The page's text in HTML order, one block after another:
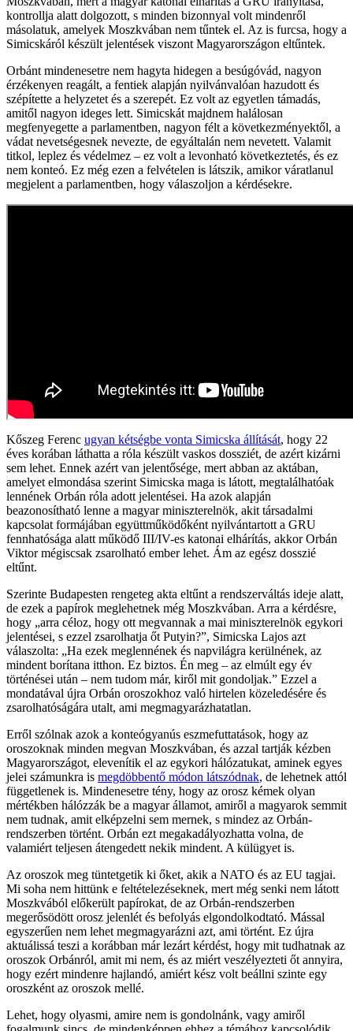
kontrollja alatt dolgozott, s minden bizonnyal volt mindenről
másolatuk, amelyek Moszkvában nem tűntek el. Az is furcsa, hogy a
Simicskáról készült jelentések viszont Magyarországon eltűntek.
Orbánt mindenesetre nem hagyta hidegen a besúgóvád, nagyon
érzékenyen reagált, a fentiek alapján nyilvánvalóan hazudott és
szépítette a helyzetet és a szerepét. Ez volt az egyetlen támadás,
amitől nagyon ideges lett. Simicskát majdnem halálosan
megfenyegette a parlamentben, nagyon félt a következményektől, a
vádat nevetségesnek nevezte, de egyáltalán nem nevetett. Valamit
titkol, leplez és védelmez – ez volt a levonható következtetés, és ez
nem konteó. Ez még ezen a felvételen is látszik, amikor váratlanul
megjelent a parlamentben, hogy válaszoljon a kérdésekre.
Kőszeg Ferenc ugyan kétségbe vonta Simicska állítását, hogy 22
éves korában láthatta a róla készült vaskos dossziét, de azért kizárni
sem lehet. Ennek azért van jelentősége, mert abban az aktában,
amelyet elmondása szerint Simicska maga is látott, megtalálhatóak
lennének Orbán róla adott jelentései. Ha azok alapján
beazonosítható lenne a magyar miniszterelnök, akit társadalmi
kapcsolat formájában együttműködőként nyilvántartott a GRU
fennhatósága alatt működő III/IV-es katonai elhárítás, akkor Orbán
Viktor mégiscsak zsarolható ember lehet. Ám az egész dosszié
eltűnt.
Szerinte Budapesten rengeteg akta eltűnt a rendszerváltás ideje alatt,
de ezek a papírok meglehetnek még Moszkvában. Arra a kérdésre,
hogy „arra céloz, hogy ott megvannak a mai miniszterelnök egykori
jelentései, s ezzel zsarolhatja őt Putyin?”, Simicska Lajos azt
válaszolta: „Ha ezek meglennének és napvilágra kerülnének, az
mindent borítana itthon. Ez biztos. Én meg – az elmúlt egy év
történései után – nem tudom már, kiről mit gondoljak.” Ezzel a
mondatával újra Orbán oroszokhoz való hirtelen közeledésére és
zsarolhatóságára utalt, ami megmagyarázhatatlan.
Erről szólnak azok a konteógyanús eszmefuttatások, hogy az
oroszoknak minden megvan Moszkvában, és azzal tartják kézben
Magyarországot, elevenítik el az egykori hálózatukat, aminek egyes
jelei számunkra is megdöbbentő módon látszódnak, de lehetnek attól
függetlenek is. Mindenesetre tény, hogy az orosz kémek olyan
mértékben hálózzák be a magyar államot, amiről a magyarok semmit
nem tudnak, amit elképzelni sem mernek, s mindez az Orbán-
rendszerben történt. Orbán ezt megakadályozhatta volna, de
valamiért teljesen átengedett nekik mindent. A külügyet is.
Az oroszok meg tüntetgetik ki őket, akik a NATO és az EU tagjai.
Mi soha nem hittünk e feltételezéseknek, mert még senki nem látott
Moszkvából előkerült papírokat, de az Orbán-rendszerben
megerősödött orosz jelenlét és befolyás elgondolkodtató. Mással
egyszerűen nem lehet megmagyarázni azt, ami történt. Ez újra
aktuálissá teszi a korábban már lezárt kérdést, hogy mit tudhatnak az
oroszok Orbánról, amit mi nem, és az miért veszélyezteti őt annyira,
hogy ezért mindenre hajlandó, amiért kész volt beállni szinte egy
oroszként az oroszok mellé.
Lehet, hogy olyasmi, amire nem is gondolnánk, vagy amiről